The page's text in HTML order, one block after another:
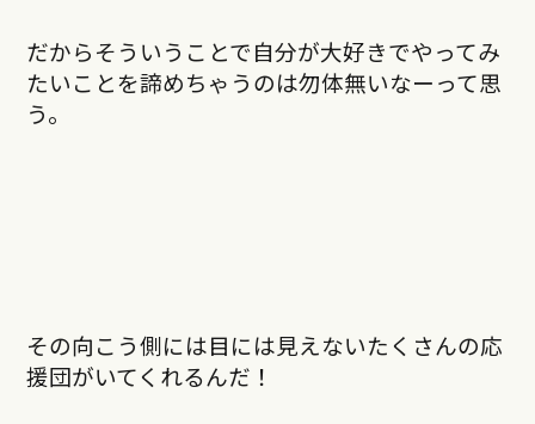
だからそういうことで自分が大好きでやってみ
たいことを諦めちゃうのは勿体無いなーって思
う。
その向こう側には目には見えないたくさんの応
援団がいてくれるんだ！